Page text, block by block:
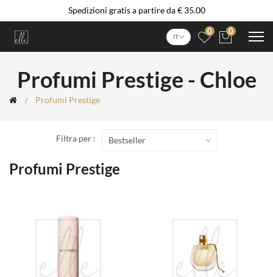
Spedizioni gratis a partire da € 35.00
IT
0 0
Profumi Prestige - Chloe
Profumi Prestige
Profumi Prestige
Filtra per : Bestseller